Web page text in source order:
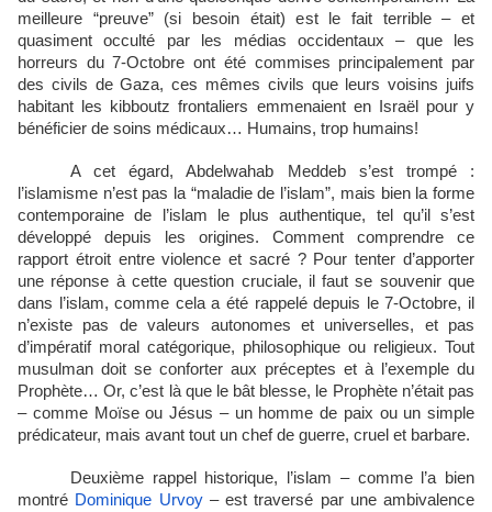
meilleure “preuve” (si besoin était) est le fait terrible – et
quasiment occulté par les médias occidentaux – que les
horreurs du 7-Octobre ont été commises principalement par
des civils de Gaza, ces mêmes civils que leurs voisins juifs
habitant les kibboutz frontaliers emmenaient en Israël pour y
bénéficier de soins médicaux… Humains, trop humains!
A cet égard, Abdelwahab Meddeb s’est trompé :
l’islamisme n’est pas la “maladie de l’islam”, mais bien la forme
contemporaine de l’islam le plus authentique, tel qu’il s’est
développé depuis les origines. Comment comprendre ce
rapport étroit entre violence et sacré ? Pour tenter d’apporter
une réponse à cette question cruciale, il faut se souvenir que
dans l’islam, comme cela a été rappelé depuis le 7-Octobre, il
n’existe pas de valeurs autonomes et universelles, et pas
d’impératif moral catégorique, philosophique ou religieux. Tout
musulman doit se conforter aux préceptes et à l’exemple du
Prophète… Or, c’est là que le bât blesse, le Prophète n’était pas
– comme Moïse ou Jésus – un homme de paix ou un simple
prédicateur, mais avant tout un chef de guerre, cruel et barbare.
Deuxième rappel historique, l’islam – comme l’a bien
montré Dominique Urvoy– est traversé par une ambivalence